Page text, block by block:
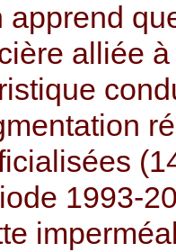
apprend
alliée
1993-